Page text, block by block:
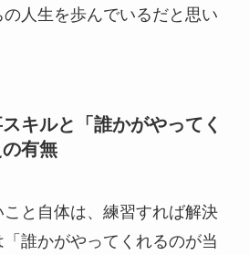
人生を歩んでいるだと思い
キルと「誰かがやってく
有無
と自体は、練習すれば解決
誰かがやってくれるのが当